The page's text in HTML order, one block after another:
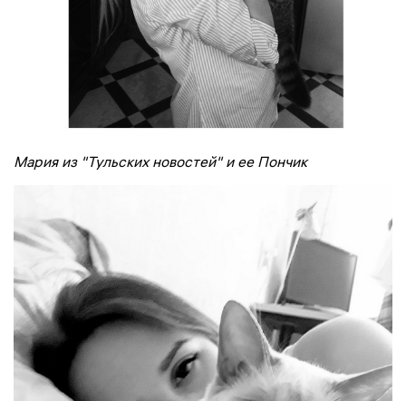
Мария из "Тульских новостей" и ее Пончик